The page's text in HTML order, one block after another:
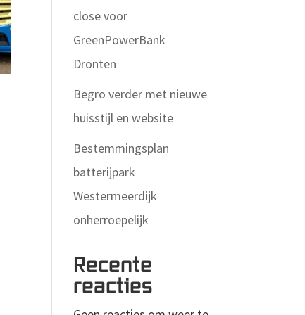
close voor
GreenPowerBank
Dronten
Begro verder met nieuwe
huisstijl en website
Bestemmingsplan
batterijpark
Westermeerdijk
onherroepelijk
Recente
reacties